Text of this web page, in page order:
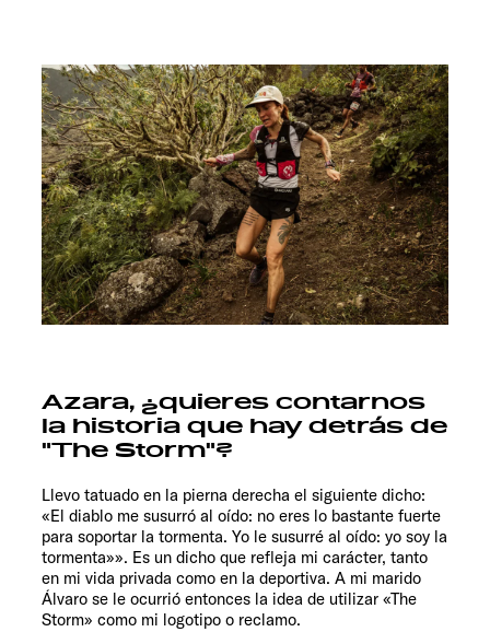
Azara, ¿quieres contarnos
la historia que hay detrás de
"The Storm"?
Llevo tatuado en la pierna derecha el siguiente dicho:
«El diablo me susurró al oído: no eres lo bastante fuerte
para soportar la tormenta. Yo le susurré al oído: yo soy la
tormenta»». Es un dicho que refleja mi carácter, tanto
en mi vida privada como en la deportiva. A mi marido
Álvaro se le ocurrió entonces la idea de utilizar «The
Storm» como mi logotipo o reclamo.